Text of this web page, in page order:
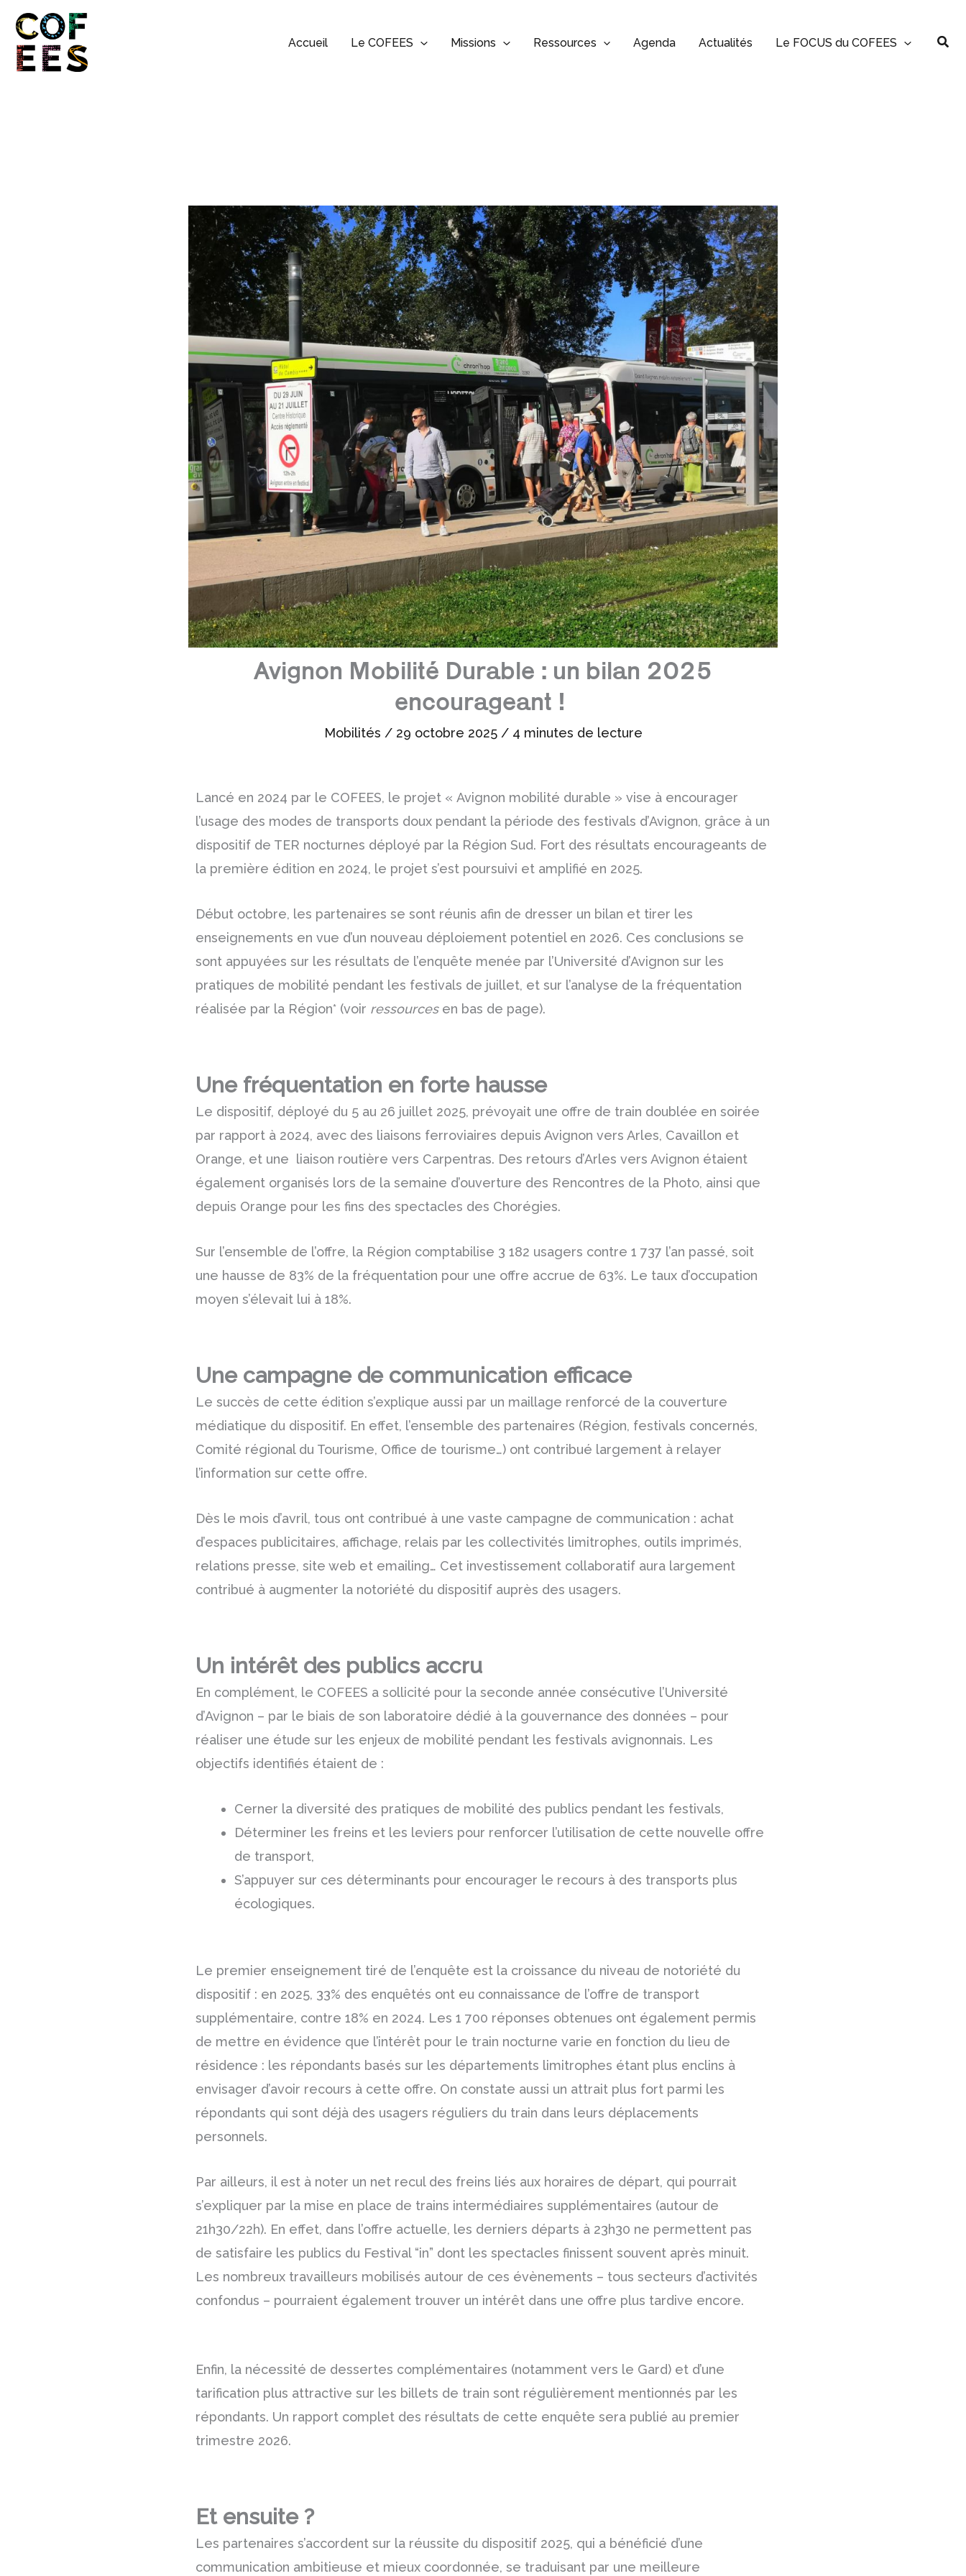
Accueil Le COFEES Missions Ressources Agenda Actualités Le FOCUS du COFEES
Avignon Mobilité Durable : un bilan 2025
encourageant !
Mobilités / 29 octobre 2025 / 4 minutes de lecture
Lancé en 2024 par le COFEES, le projet « Avignon mobilité durable » vise à encourager
l’usage des modes de transports doux pendant la période des festivals d’Avignon, grâce à un
dispositif de TER nocturnes déployé par la Région Sud. Fort des résultats encourageants de
la première édition en 2024, le projet s’est poursuivi et amplifié en 2025.
Début octobre, les partenaires se sont réunis afin de dresser un bilan et tirer les
enseignements en vue d’un nouveau déploiement potentiel en 2026. Ces conclusions se
sont appuyées sur les résultats de l’enquête menée par l’Université d’Avignon sur les
pratiques de mobilité pendant les festivals de juillet, et sur l’analyse de la fréquentation
réalisée par la Région* (voir ressources en bas de page).
Une fréquentation en forte hausse
Le dispositif, déployé du 5 au 26 juillet 2025, prévoyait une offre de train doublée en soirée
par rapport à 2024, avec des liaisons ferroviaires depuis Avignon vers Arles, Cavaillon et
Orange, et une
liaison routière vers Carpentras. Des retours d’Arles vers Avignon étaient
également organisés lors de la semaine d’ouverture des Rencontres de la Photo, ainsi que
depuis Orange pour les fins des spectacles des Chorégies.
Sur l’ensemble de l’offre, la Région comptabilise 3 182 usagers contre 1 737 l’an passé, soit
une hausse de 83% de la fréquentation pour une offre accrue de 63%. Le taux d’occupation
moyen s’élevait lui à 18%.
Une campagne de communication efficace
Le succès de cette édition s’explique aussi par un maillage renforcé de la couverture
médiatique du dispositif. En effet, l’ensemble des partenaires (Région, festivals concernés,
Comité régional du Tourisme, Office de tourisme…) ont contribué largement à relayer
l’information sur cette offre.
Dès le mois d’avril, tous ont contribué à une vaste campagne de communication : achat
d’espaces publicitaires, affichage, relais par les collectivités limitrophes, outils imprimés,
relations presse, site web et emailing… Cet investissement collaboratif aura largement
contribué à augmenter la notoriété du dispositif auprès des usagers.
Un intérêt des publics accru
En complément, le COFEES a sollicité pour la seconde année consécutive l’Université
d’Avignon – par le biais de son laboratoire dédié à la gouvernance des données – pour
réaliser une étude sur les enjeux de mobilité pendant les festivals avignonnais. Les
objectifs identifiés étaient de :
Cerner la diversité des pratiques de mobilité des publics pendant les festivals,
Déterminer les freins et les leviers pour renforcer l’utilisation de cette nouvelle offre
de transport,
S’appuyer sur ces déterminants pour encourager le recours à des transports plus
écologiques.
Le premier enseignement tiré de l’enquête est la croissance du niveau de notoriété du
dispositif : en 2025, 33% des enquêtés ont eu connaissance de l’offre de transport
supplémentaire, contre 18% en 2024. Les 1 700 réponses obtenues ont également permis
de mettre en évidence que l’intérêt pour le train nocturne varie en fonction du lieu de
résidence : les répondants basés sur les départements limitrophes étant plus enclins à
envisager d’avoir recours à cette offre. On constate aussi un attrait plus fort parmi les
répondants qui sont déjà des usagers réguliers du train dans leurs déplacements
personnels.
Par ailleurs, il est à noter un net recul des freins liés aux horaires de départ, qui pourrait
s’expliquer par la mise en place de trains intermédiaires supplémentaires (autour de
21h30/22h). En effet, dans l’offre actuelle, les derniers départs à 23h30 ne permettent pas
de satisfaire les publics du Festival “in” dont les spectacles finissent souvent après minuit.
Les nombreux travailleurs mobilisés autour de ces évènements – tous secteurs d’activités
confondus – pourraient également trouver un intérêt dans une offre plus tardive encore.
Enfin, la nécessité de dessertes complémentaires (notamment vers le Gard) et d’une
tarification plus attractive sur les billets de train sont régulièrement mentionnés par les
répondants. Un rapport complet des résultats de cette enquête sera publié au premier
trimestre 2026.
Et ensuite ?
Les partenaires s’accordent sur la réussite du dispositif 2025, qui a bénéficié d’une
communication ambitieuse et mieux coordonnée, se traduisant par une meilleure